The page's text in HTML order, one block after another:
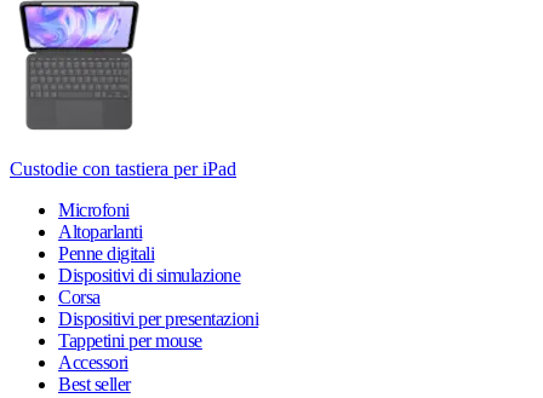
Custodie con tastiera per iPad
Microfoni
Altoparlanti
Penne digitali
Dispositivi di simulazione
Corsa
Dispositivi per presentazioni
Tappetini per mouse
Accessori
Best seller